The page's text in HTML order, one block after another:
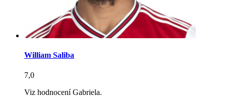
William Saliba
7,0
Viz hodnocení Gabriela.